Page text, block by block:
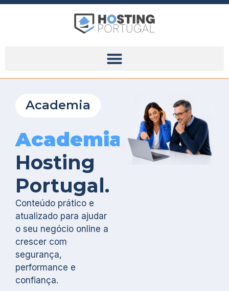
Academia
Academia
Hosting
Portugal.
Conteúdo prático e
atualizado para ajudar
o seu negócio online a
crescer com
segurança,
performance e
confiança.